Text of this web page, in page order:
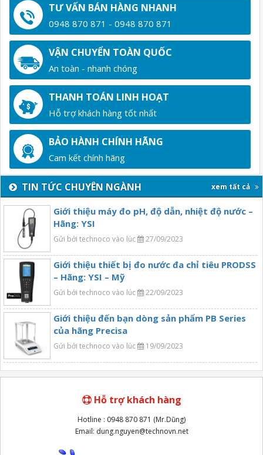
TƯ VẤN BÁN HÀNG NHANH
0948 870 871 - 0948 870 871
VẬN CHUYỂN TOÀN QUỐC
An toàn - nhanh chóng
THANH TOÁN LINH HOẠT
Hỗ trợ khách hàng tốt nhất
BẢO HÀNH CHÍNH HÃNG
Cam kết chính hãng
TIN TỨC CHUYÊN NGÀNH xem tất cả
Giới thiệu máy đo pH, độ dẫn, nhiệt độ nước –
Hãng: YSI
Gửi bởi technoco vào lúc 27/09/2023
Giới thiệu thiết bị đo nước đa chỉ tiêu PRODSS
– Hãng: YSI – Mỹ
Gửi bởi technoco vào lúc 22/09/2023
Giới thiệu đến bạn dòng sản phẩm PB Series
của hãng Precisa
Gửi bởi technoco vào lúc 19/09/2023
Hỗ trợ khách hàng
Hotline : 0948 870 871 (Mr.Dũng)
Email: dung.nguyen@technovn.net